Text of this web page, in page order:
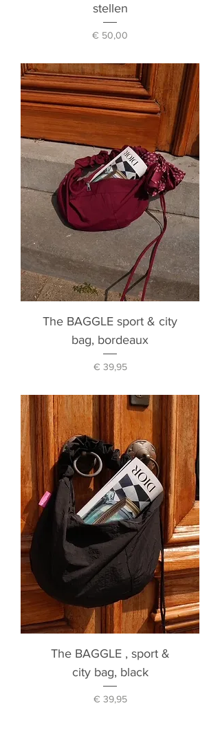
stellen
Prijs
€ 50,00
The BAGGLE sport & city
bag, bordeaux
Prijs
€ 39,95
The BAGGLE , sport &
city bag, black
Prijs
€ 39,95